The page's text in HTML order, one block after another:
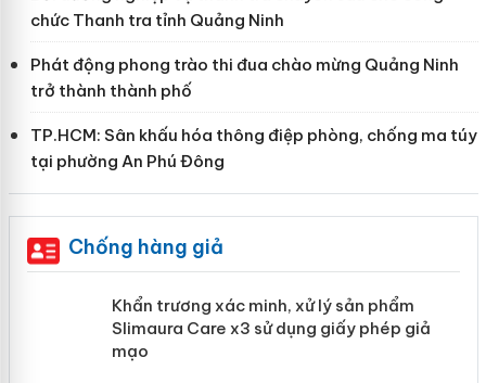
chức Thanh tra tỉnh Quảng Ninh
Phát động phong trào thi đua chào mừng Quảng Ninh
trở thành thành phố
TP.HCM: Sân khấu hóa thông điệp phòng, chống ma túy
tại phường An Phú Đông
Chống hàng giả
Khẩn trương xác minh, xử lý sản phẩm
Slimaura Care x3 sử dụng giấy phép giả
mạo